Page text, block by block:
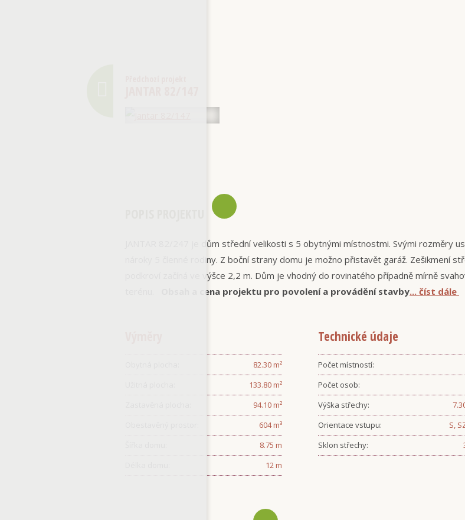
JANTAR 82/247 je dům střední velikosti s 5 obytnými místnostmi. Svými rozměry
nároky 5 členné rodiny. Z boční strany domu je možno přistavět garáž. Zešikmení
podkroví začíná ve výšce 2,2 m. Dům je vhodný do rovinatého případně mírně
Obsah a cena projektu pro povolení a provádění stavby... číst dále
82.30m²
133.80m²
94.10m²
604m³
8.75 m
12m
Technické údaje
Počet místností:
Počet osob:
Výška střechy:
Orientace vstupu:
S,
Sklon střechy: